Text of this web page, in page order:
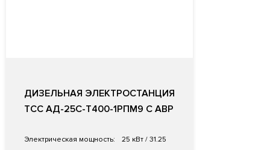
ДИЗЕЛЬНАЯ ЭЛЕКТРОСТАНЦИЯ
ТСС АД-25С-Т400-1РПМ9 С АВР
Электрическая мощность:
25 кВт / 31.25